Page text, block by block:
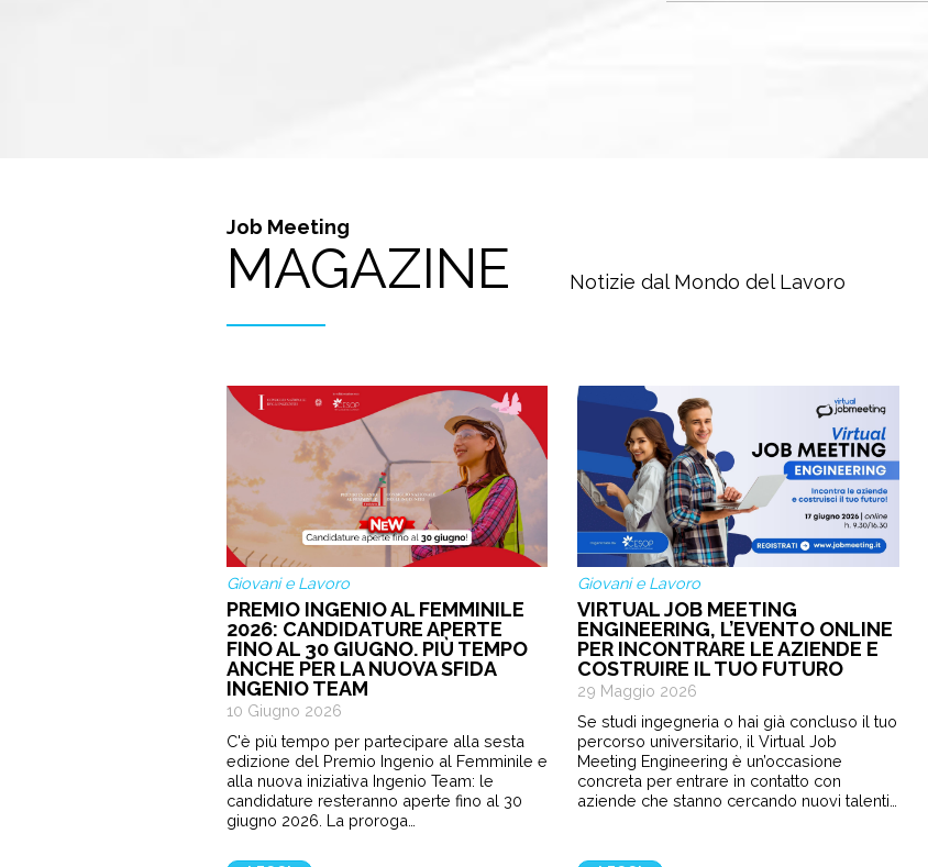
Job Meeting
MAGAZINE Notizie dal Mondo del Lavoro
Giovani e Lavoro
PREMIO INGENIO AL FEMMINILE
2026: CANDIDATURE APERTE
FINO AL 30 GIUGNO. PIÙ TEMPO
ANCHE PER LA NUOVA SFIDA
INGENIO TEAM
10 Giugno 2026
C'è più tempo per partecipare alla sesta
edizione del Premio Ingenio al Femminile e
alla nuova iniziativa Ingenio Team: le
candidature resteranno aperte fino al 30
giugno 2026. La proroga…
Giovani e Lavoro
VIRTUAL JOB MEETING
ENGINEERING, L’EVENTO ONLINE
PER INCONTRARE LE AZIENDE E
COSTRUIRE IL TUO FUTURO
29 Maggio 2026
Se studi ingegneria o hai già concluso il tuo
percorso universitario, il Virtual Job
Meeting Engineering è un’occasione
concreta per entrare in contatto con
aziende che stanno cercando nuovi talenti…